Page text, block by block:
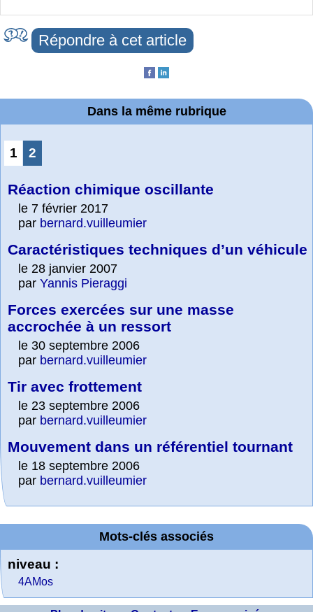
Répondre à cet article
Dans la même rubrique
1 2
Réaction chimique oscillante
le 7 février 2017
par bernard.vuilleumier
Caractéristiques techniques d’un véhicule
le 28 janvier 2007
par Yannis Pieraggi
Forces exercées sur une masse
accrochée à un ressort
le 30 septembre 2006
par bernard.vuilleumier
Tir avec frottement
le 23 septembre 2006
par bernard.vuilleumier
Mouvement dans un référentiel tournant
le 18 septembre 2006
par bernard.vuilleumier
Mots-clés associés
niveau :
4AMos